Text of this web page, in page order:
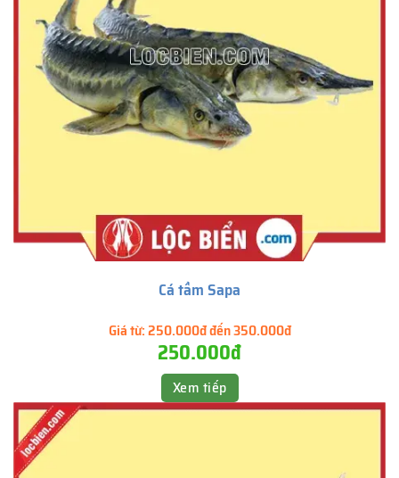
Cá tầm Sapa
Giá từ:250.000đ đến 350.000đ
250.000đ
Xem tiếp